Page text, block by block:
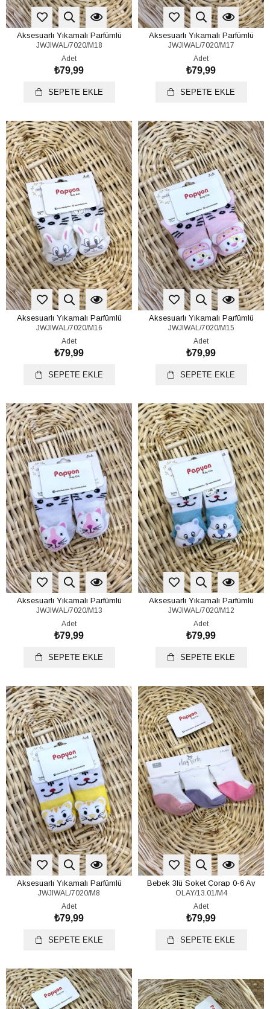
Aksesuarlı Yıkamalı Parfümlü
Bebek Çorap 0-6 Ay
JWJIWAL/7020/M18
Adet
₺79,99
SEPETE EKLE
Aksesuarlı Yıkamalı Parfümlü
Bebek Çorap 0-6 Ay
JWJIWAL/7020/M17
Adet
₺79,99
SEPETE EKLE
Aksesuarlı Yıkamalı Parfümlü
Bebek Çorap 0-6 Ay
JWJIWAL/7020/M16
Adet
₺79,99
SEPETE EKLE
Aksesuarlı Yıkamalı Parfümlü
Bebek Çorap 0-6 Ay
JWJIWAL/7020/M15
Adet
₺79,99
SEPETE EKLE
Aksesuarlı Yıkamalı Parfümlü
Bebek Çorap 0-6 Ay
JWJIWAL/7020/M13
Adet
₺79,99
SEPETE EKLE
Aksesuarlı Yıkamalı Parfümlü
Bebek Çorap 0-6 Ay
JWJIWAL/7020/M12
Adet
₺79,99
SEPETE EKLE
Aksesuarlı Yıkamalı Parfümlü
Bebek Çorap 0-6 Ay
JWJIWAL/7020/M8
Adet
₺79,99
SEPETE EKLE
Bebek 3lü Soket Çorap 0-6 Ay
OLAY/13.01/M4
Adet
₺79,99
SEPETE EKLE